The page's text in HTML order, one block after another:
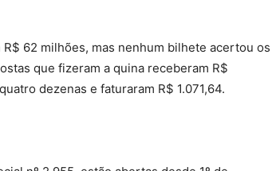
62 milhões, mas nenhum bilhete acertou os
que fizeram a quina receberam R$
dezenas e faturaram R$ 1.071,64.